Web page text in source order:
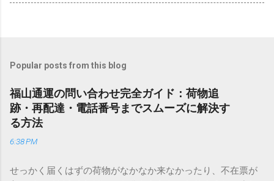
Popular posts from this blog
福山通運の問い合わせ完全ガイド：荷物追
跡・再配達・電話番号までスムーズに解決す
る方法
6:38 PM
せっかく届くはずの荷物がなかなか来なかったり、不在票が